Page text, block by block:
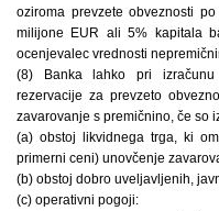
oziroma prevzete obveznosti
milijone EUR ali 5% kapitala
ocenjevalec vrednosti
(8) Banka lahko pri izračunu
rezervacije za prevzeto
zavarovanje s premičnino, če so
(a) obstoj likvidnega trga, ki
primerni ceni) unovčenje
(b) obstoj dobro uveljavljenih,
(c) operativni pogoji: